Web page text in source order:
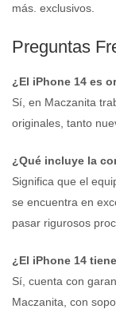
más. exclusivos.
Preguntas
¿El iPhone 14 es
Sí, en Maczanita
originales, tanto
¿Qué incluye la
Significa que el
se encuentra en
pasar rigurosos
¿El iPhone 14
Sí, cuenta con
Maczanita, con